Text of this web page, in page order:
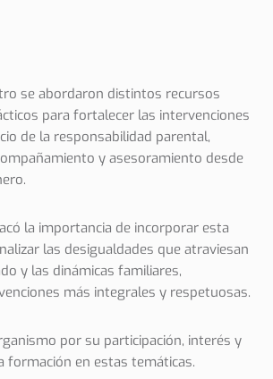
se abordaron distintos recursos
para fortalecer las intervenciones
de la responsabilidad parental,
y asesoramiento desde
la importancia de incorporar esta
las desigualdades que atraviesan
y las dinámicas familiares,
más integrales y respetuosas.
por su participación, interés y
formación en estas temáticas.